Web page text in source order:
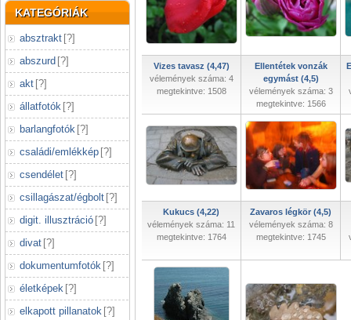
KATEGÓRIÁK
absztrakt [?]
abszurd [?]
akt [?]
állatfotók [?]
barlangfotók [?]
családi/emlékkép [?]
csendélet [?]
csillagászat/égbolt [?]
digit. illusztráció [?]
divat [?]
dokumentumfotók [?]
életképek [?]
elkapott pillanatok [?]
Vizes tavasz (4,47)
vélemények száma: 4
megtekintve: 1508
Ellentétek vonzák
egymást (4,5)
vélemények száma: 3
megtekintve: 1566
Kukucs (4,22)
vélemények száma: 11
megtekintve: 1764
Zavaros légkör (4,5)
vélemények száma: 8
megtekintve: 1745